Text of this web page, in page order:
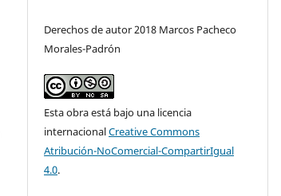
Derechos de autor 2018 Marcos Pacheco
Morales-Padrón
Esta obra está bajo una licencia
internacionalCreative Commons
Atribución-NoComercial-CompartirIgual
4.0.